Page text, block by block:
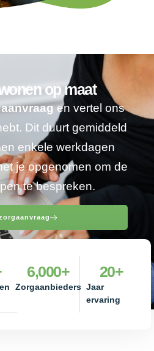
op maat
en vertel ons
Dit duurt gemiddeld
enkele werkdagen
je opgenomen om de
te bespreken.
Zorgaanbieders
6,000+
Jaar
ervaring
20+